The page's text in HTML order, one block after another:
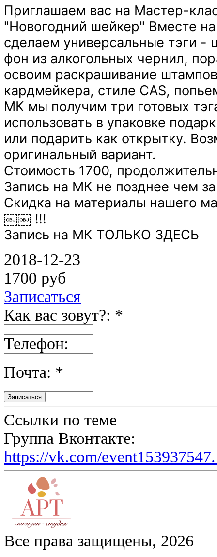
Приглашаем вас на Мастер-
"Новогодний шейкер" Вместе
сделаем универсальные тэги
фон из алкогольных чернил,
освоим раскрашивание
кардмейкера, стиле CAS,
МК мы получим три готовых
использовать в упаковке
или подарить как открытку.
оригинальный вариант.
Стоимость 1700,
Запись на МК не позднее чем
Скидка на материалы нашего
￼￼ !!!
Запись на МК ТОЛЬКО ЗДЕСЬ
2018-12-23
1700 руб
Записаться
Как вас зовут?: *
Телефон:
Почта: *
Ссылки по теме
Группа Вконтакте:
https://vk.com/
Все права защищены, 2026